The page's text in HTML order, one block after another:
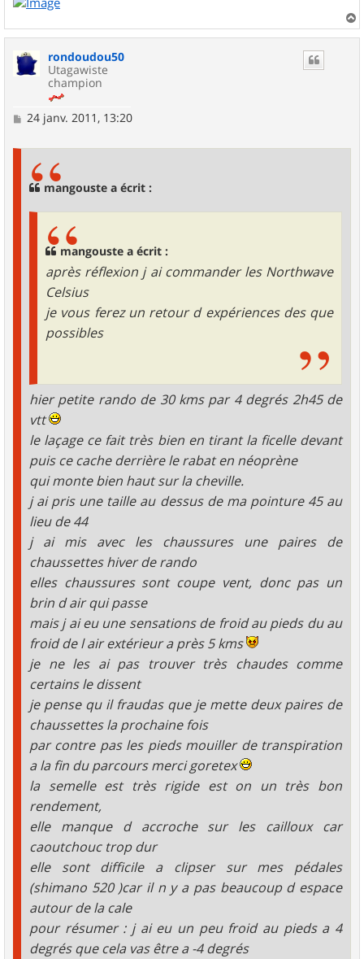
a
rondoudou50
Utagawiste
champion
M
24 janv. 2011, 13:20
mangouste a écrit :
mangouste a écrit :
après réflexion j ai commander les Northwave
Celsius
je vous ferez un retour d expériences des que
possibles
hier petite rando de 30 kms par 4 degrés 2h45 de
vtt
le laçage ce fait très bien en tirant la ficelle devant
puis ce cache derrière le rabat en néoprène
qui monte bien haut sur la cheville.
j ai pris une taille au dessus de ma pointure 45 au
lieu de 44
j ai mis avec les chaussures une paires de
chaussettes hiver de rando
elles chaussures sont coupe vent, donc pas un
brin d air qui passe
mais j ai eu une sensations de froid au pieds du au
froid de l air extérieur a près 5 kms
je ne les ai pas trouver très chaudes comme
certains le dissent
je pense qu il fraudas que je mette deux paires de
chaussettes la prochaine fois
par contre pas les pieds mouiller de transpiration
a la fin du parcours merci goretex
la semelle est très rigide est on un très bon
rendement,
elle manque d accroche sur les cailloux car
caoutchouc trop dur
elle sont difficile a clipser sur mes pédales
(shimano 520 )car il n y a pas beaucoup d espace
autour de la cale
pour résumer : j ai eu un peu froid au pieds a 4
degrés que cela vas être a -4 degrés